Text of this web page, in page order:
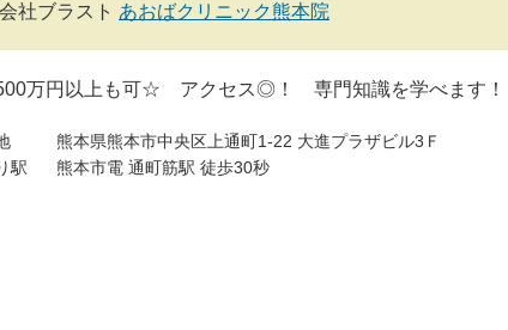
社ブラスト あおばクリニック熊本院
万円以上も可☆ アクセス◎！ 専門知識を学べます！
熊本県熊本市中央区上通町1-22 大進プラザビル3Ｆ
駅
熊本市電 通町筋駅 徒歩30秒